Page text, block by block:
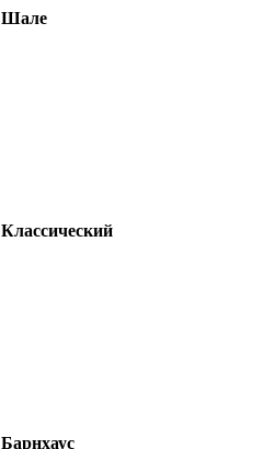
Шале
Классический
Барнхаус